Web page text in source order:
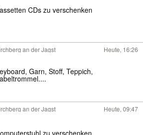
CDs zu verschenken
an der Jagst Heute, 16:26
Garn, Stoff, Teppich,
an der Jagst Heute, 09:47
zu verschenken